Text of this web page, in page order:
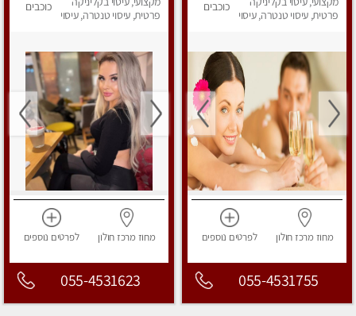
פרטית, עיסוי טנטרה, עיסוי
כוכבים
מחוז מרכז חולון לפרטים נוספים
055-4531755
פרטית, עיסוי טנטרה, עיסוי
כוכבים
מחוז מרכז חולון לפרטים נוספים
055-4531623